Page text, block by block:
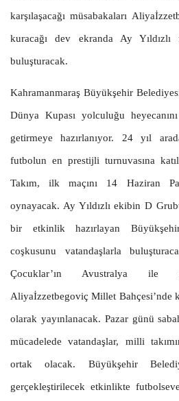
karşılaşacağı müsabakaları
kuracağı dev ekranda Ay
buluşturacak.
Kahramanmaraş Büyükşehir
Dünya Kupası yolculuğu
getirmeye hazırlanıyor. 24 yıl
futbolun en prestijli turnuvasına
Takım, ilk maçını 14 Haziran
oynayacak. Ay Yıldızlı ekibin D
bir etkinlik hazırlayan
coşkusunu vatandaşlarla
Çocuklar’ın Avustralya ile
Aliyaİzzetbegoviç Millet Bahçesi’nde
olarak yayınlanacak. Pazar günü
mücadelede vatandaşlar, milli
ortak olacak. Büyükşehir
gerçekleştirilecek etkinlikte